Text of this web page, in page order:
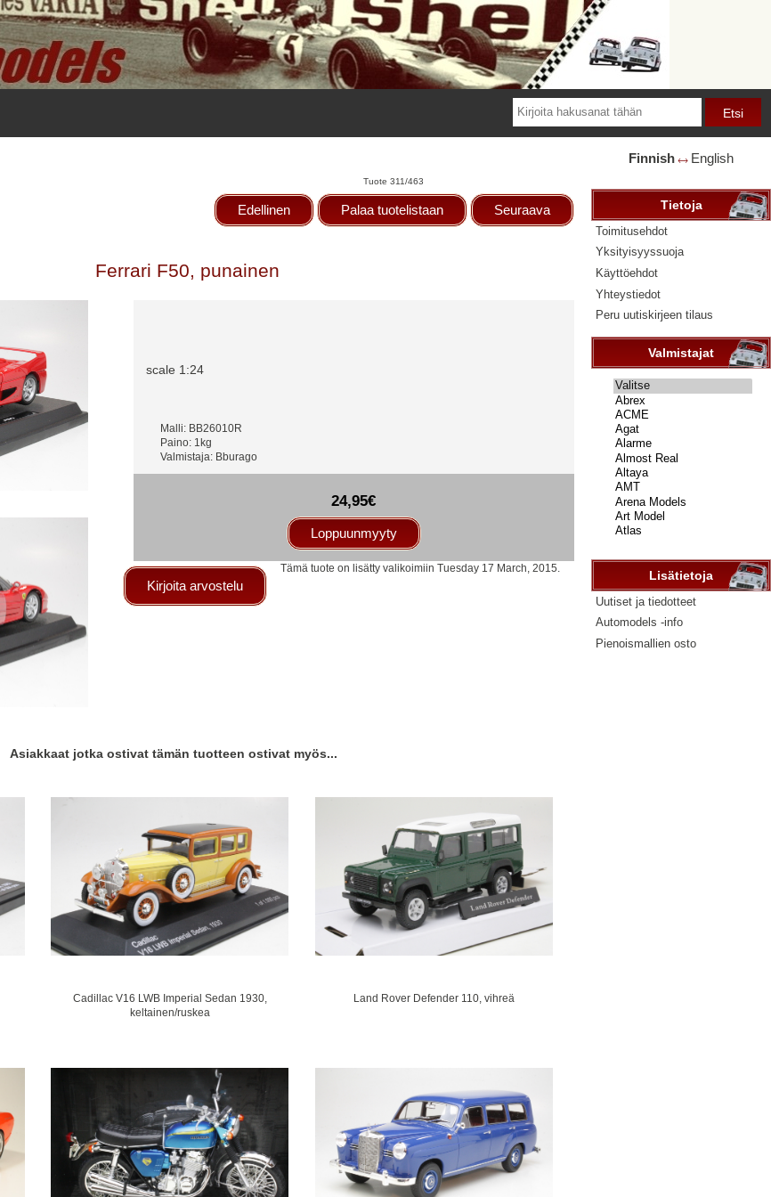
Tuote 311/463
Edellinen Palaa tuotelistaan Seuraava
Ferrari F50, punainen
scale 1:24
Malli: BB26010R
Paino: 1kg
Valmistaja: Bburago
24,95€
Loppuunmyyty
Kirjoita arvostelu
Tämä tuote on lisätty valikoimiin Tuesday 17 March, 2015.
Asiakkaat jotka ostivat tämän tuotteen ostivat myös...
Cadillac V16 LWB Imperial Sedan 1930,
keltainen/ruskea
Land Rover Defender 110, vihreä
Finnish 🡘 English
Tietoja
Toimitusehdot
Yksityisyyssuoja
Käyttöehdot
Yhteystiedot
Peru uutiskirjeen tilaus
Valmistajat
Valitse
...
Lisätietoja
Uutiset ja tiedotteet
Automodels -info
Pienoismallien osto